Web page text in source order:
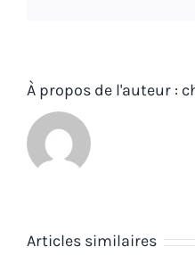
À propos de l'auteur :
Articles similaires